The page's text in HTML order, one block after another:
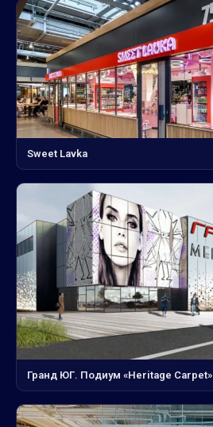
Sweet Lavka
Гранд ЮГ. Подиум «Heritage Carpet»